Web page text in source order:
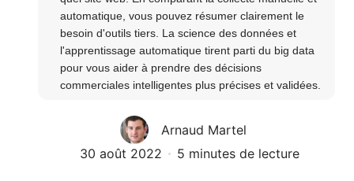
automatique, vous pouvez résumer clairement le
besoin d'outils tiers. La science des données et
l'apprentissage automatique tirent parti du big data
pour vous aider à prendre des décisions
commerciales intelligentes plus précises et validées.
Arnaud Martel
30 août 2022
5 minutes de lecture